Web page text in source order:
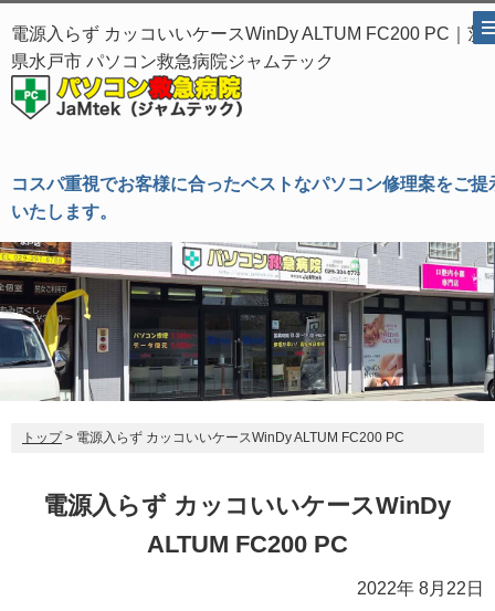
電源入らず カッコいいケースWinDy ALTUM FC200 PC｜茨
県水戸市 パソコン救急病院ジャムテック
コスパ重視でお客様に合ったベストなパソコン修理案をご提
いたします。
トップ> 電源入らず カッコいいケースWinDy ALTUM FC200 PC
電源入らず カッコいいケースWinDy
ALTUM FC200 PC
2022年 8月22日